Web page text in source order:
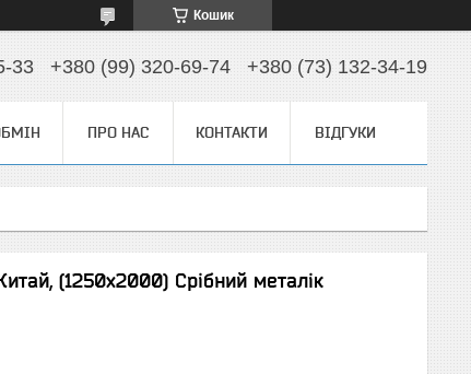
Кошик
33 +380 (99) 320-69-74 +380 (73) 132-34-19
ПРО НАС КОНТАКТИ ВІДГУКИ
(1250х2000) Срібний металік